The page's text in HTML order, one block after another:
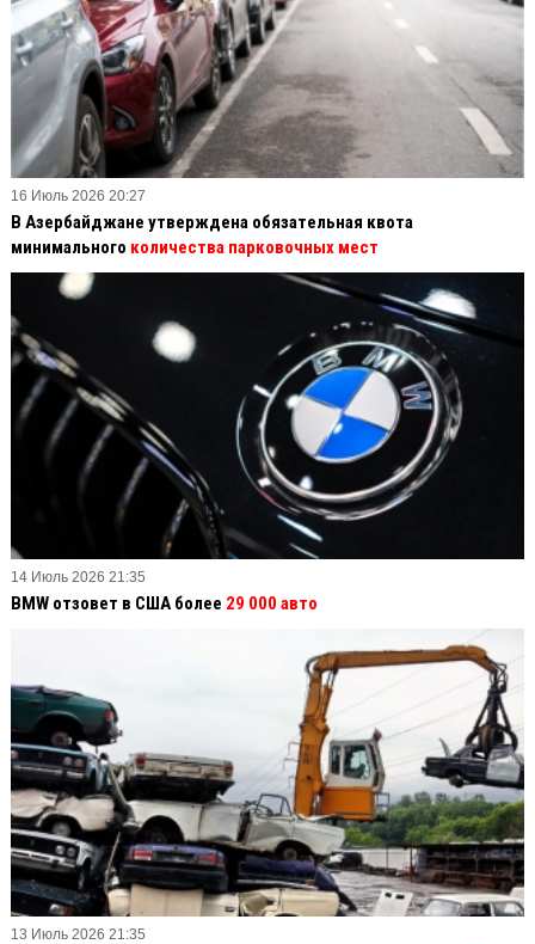
16 Июль 2026 20:27
В Азербайджане утверждена обязательная квота
минимального количества парковочных мест
14 Июль 2026 21:35
BMW отзовет в США более 29 000 авто
13 Июль 2026 21:35